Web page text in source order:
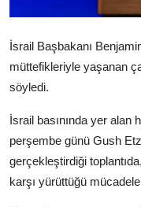
İsrail Başbakanı
müttefikleriyle yaşanan
söyledi.
İsrail basınında yer alan
perşembe günü Gush
gerçekleştirdiği
karşı yürüttüğü